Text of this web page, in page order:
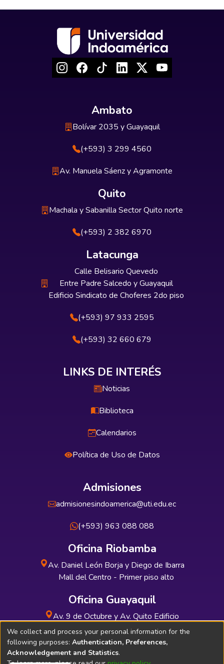
Ambato
Bolívar 2035 y Guayaquil
(+593) 3 299 4560
Av. Manuela Sáenz y Agramonte
Quito
Machala y Sabanilla Sector Quito norte
(+593) 2 382 6970
Latacunga
Calle Belisario Quevedo
Entre Padre Salcedo y Guayaquil
Edificio Sindicato de Choferes 2do piso
(+593) 97 933 2595
(+593) 32 660 679
LINKS DE INTERÉS
Noticias
Biblioteca
Calendarios
Política de Uso de Datos
Admisiones
admisionesindoamerica@uti.edu.ec
(+593) 963 088 088
Oficina Riobamba
Av. Daniel León Borja y Diego de Ibarra
Mall del Centro - Primer piso alto
Oficina Guayaquil
Av. 9 de Octubre y Av. Quito Edificio
INDUAUTO - Planta baja
We collect and process your personal information for the
following purposes: Authentication, Preferences,
Acknowledgement and Statistics.